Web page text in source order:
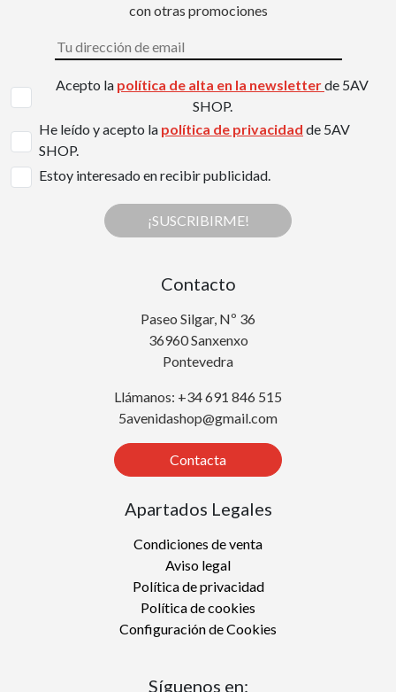
con otras promociones
Acepto la política de alta en la newsletterde 5AV
SHOP.
He leído y acepto la política de privacidad de 5AV
SHOP.
Estoy interesado en recibir publicidad.
¡SUSCRIBIRME!
Contacto
Paseo Silgar, Nº 36
36960 Sanxenxo
Pontevedra
Llámanos: +34 691 846 515
5avenidashop@gmail.com
Contacta
Apartados Legales
Condiciones de venta
Aviso legal
Política de privacidad
Política de cookies
Configuración de Cookies
Síguenos en: